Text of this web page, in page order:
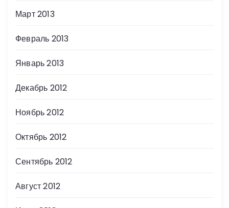
Март 2013
Февраль 2013
Январь 2013
Декабрь 2012
Ноябрь 2012
Октябрь 2012
Сентябрь 2012
Август 2012